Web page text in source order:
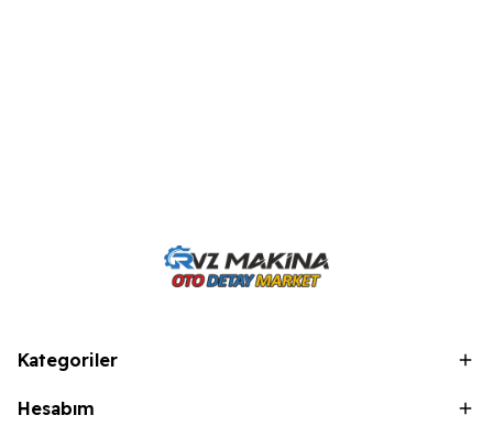
Kategoriler
Hesabım